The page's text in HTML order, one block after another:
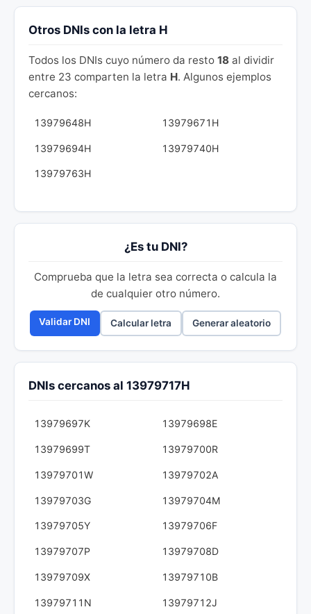
Otros DNIs con la letra H
Todos los DNIs cuyo número da resto 18 al dividir
entre 23 comparten la letra H. Algunos ejemplos
cercanos:
13979648H 13979671H
13979694H 13979740H
13979763H
¿Es tu DNI?
Comprueba que la letra sea correcta o calcula la
de cualquier otro número.
Validar DNI Calcular letra Generar aleatorio
DNIs cercanos al 13979717H
13979697K 13979698E
13979699T 13979700R
13979701W 13979702A
13979703G 13979704M
13979705Y 13979706F
13979707P 13979708D
13979709X 13979710B
13979711N 13979712J